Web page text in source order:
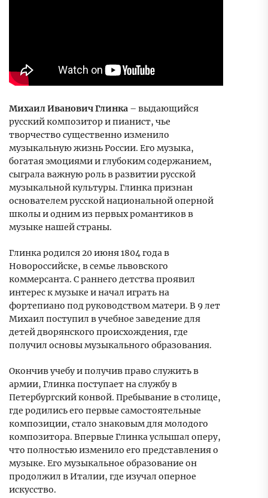
Михаил Иванович Глинка – выдающийся
русский композитор и пианист, чье
творчество существенно изменило
музыкальную жизнь России. Его музыка,
богатая эмоциями и глубоким содержанием,
сыграла важную роль в развитии русской
музыкальной культуры. Глинка признан
основателем русской национальной оперной
школы и одним из первых романтиков в
музыке нашей страны.
Глинка родился 20 июня 1804 года в
Новороссийске, в семье львовского
коммерсанта. С раннего детства проявил
интерес к музыке и начал играть на
фортепиано под руководством матери. В 9 лет
Михаил поступил в учебное заведение для
детей дворянского происхождения, где
получил основы музыкального образования.
Окончив учебу и получив право служить в
армии, Глинка поступает на службу в
Петербургский конвой. Пребывание в столице,
где родились его первые самостоятельные
композиции, стало знаковым для молодого
композитора. Впервые Глинка услышал оперу,
что полностью изменило его представления о
музыке. Его музыкальное образование он
продолжил в Италии, где изучал оперное
искусство.